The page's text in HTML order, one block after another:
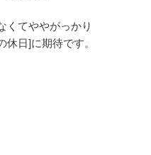
くてややがっかり
日]に期待です。